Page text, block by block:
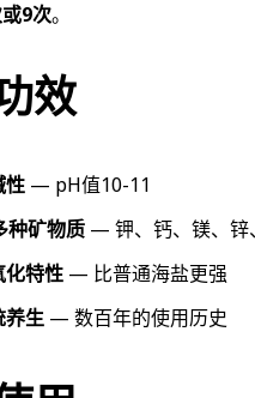
9次。
效
性 — pH值10-11
种矿物质 — 钾、钙、镁、锌
化特性 — 比普通海盐更强
养生 — 数百年的使用历史